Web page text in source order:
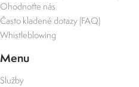
Ohodnoťte nás
Často kladené dotazy (FAQ)
Whistleblowing
Menu
Služby